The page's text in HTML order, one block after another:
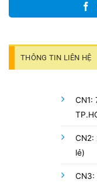
THÔNG TIN LIÊN HỆ
CN1:
CN2:
lẻ)
CN3: